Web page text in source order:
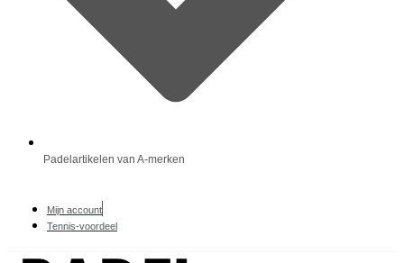
Padelartikelen van A-merken
Mijn account
Tennis-voordeel